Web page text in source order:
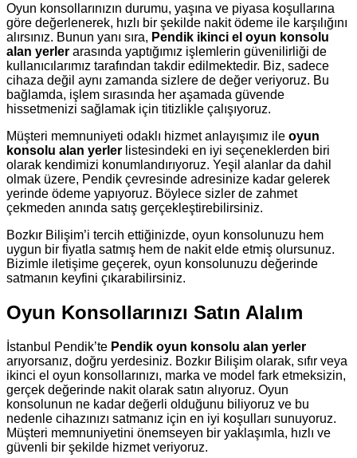
Oyun konsollarınızın durumu, yaşına ve piyasa koşullarına
göre değerlenerek, hızlı bir şekilde nakit ödeme ile karşılığını
alırsınız. Bunun yanı sıra, Pendik ikinci el oyun konsolu
alan yerler arasında yaptığımız işlemlerin güvenilirliği de
kullanıcılarımız tarafından takdir edilmektedir. Biz, sadece
cihaza değil aynı zamanda sizlere de değer veriyoruz. Bu
bağlamda, işlem sırasında her aşamada güvende
hissetmenizi sağlamak için titizlikle çalışıyoruz.
Müşteri memnuniyeti odaklı hizmet anlayışımız ile oyun
konsolu alan yerler listesindeki en iyi seçeneklerden biri
olarak kendimizi konumlandırıyoruz. Yeşil alanlar da dahil
olmak üzere, Pendik çevresinde adresinize kadar gelerek
yerinde ödeme yapıyoruz. Böylece sizler de zahmet
çekmeden anında satış gerçekleştirebilirsiniz.
Bozkır Bilişim’i tercih ettiğinizde, oyun konsolunuzu hem
uygun bir fiyatla satmış hem de nakit elde etmiş olursunuz.
Bizimle iletişime geçerek, oyun konsolunuzu değerinde
satmanın keyfini çıkarabilirsiniz.
Oyun Konsollarınızı Satın Alalım
İstanbul Pendik’te Pendik oyun konsolu alan yerler
arıyorsanız, doğru yerdesiniz. Bozkır Bilişim olarak, sıfır veya
ikinci el oyun konsollarınızı, marka ve model fark etmeksizin,
gerçek değerinde nakit olarak satın alıyoruz. Oyun
konsolunun ne kadar değerli olduğunu biliyoruz ve bu
nedenle cihazınızı satmanız için en iyi koşulları sunuyoruz.
Müşteri memnuniyetini önemseyen bir yaklaşımla, hızlı ve
güvenli bir şekilde hizmet veriyoruz.